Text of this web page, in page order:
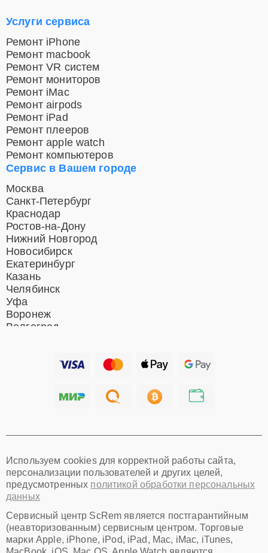
Сервис в Вашем городе
Москва
Санкт-Петербург
Краснодар
Ростов-на-Дону
Нижний Новгород
Новосибирск
Екатеринбург
Казань
Челябинск
Уфа
Воронеж
Волгоград
Хабаровск
Омск
Красноярск
Пермь
Ульяновск
Киров
Архангельск
Астрахань
Услуги сервиса
Ремонт iPhone
Ремонт macbook
Ремонт VR систем
Ремонт мониторов
Ремонт iMac
Ремонт airpods
Ремонт iPad
Ремонт плееров
Ремонт apple watch
Ремонт компьютеров
Используем cookies для корректной работы сайта,
персонализации пользователей и других целей,
предусмотренных политикой обработки персональных
данных
Сервисный центр ScRem является постгарантийным
(неавторизованным) сервисным центром. Торговые
марки Apple, iPhone, iPod, iPad, Mac, iMac, iTunes,